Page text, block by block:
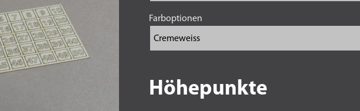
Farboptionen
Höhepunkte